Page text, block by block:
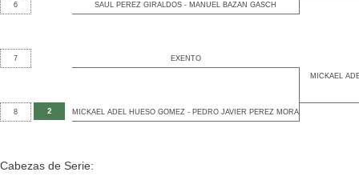
6 SAUL PEREZ GIRALDOS - MANUEL BAZAN GASCH
7 EXENTO
MICKAEL
8 2 MICKAEL ADEL HUESO GOMEZ - PEDRO JAVIER PEREZ MORA
Cabezas de Serie: